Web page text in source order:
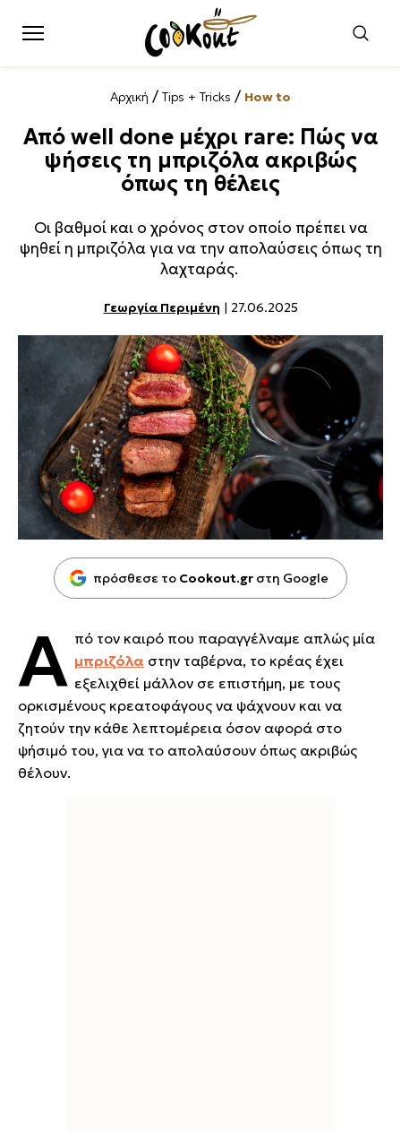
Αρχική / Tips + Tricks / How to
Από well done μέχρι rare: Πώς να
ψήσεις τη μπριζόλα ακριβώς
όπως τη θέλεις
Οι βαθμοί και ο χρόνος στον οποίο πρέπει να
ψηθεί η μπριζόλα για να την απολαύσεις όπως τη
λαχταράς.
Γεωργία Περιμένη | 27.06.2025
πρόσθεσε το Cookout.gr στη Google
Α πό τον καιρό που παραγγέλναμε απλώς μία
μπριζόλα στην ταβέρνα, το κρέας έχει
εξελιχθεί μάλλον σε επιστήμη, με τους
ορκισμένους κρεατοφάγους να ψάχνουν και να
ζητούν την κάθε λεπτομέρεια όσον αφορά στο
ψήσιμό του, για να το απολαύσουν όπως ακριβώς
θέλουν.